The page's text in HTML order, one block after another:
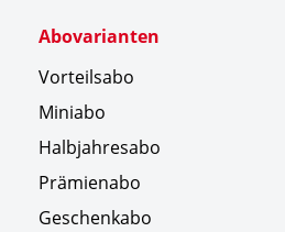
Abovarianten
Vorteilsabo
Miniabo
Halbjahresabo
Prämienabo
Geschenkabo